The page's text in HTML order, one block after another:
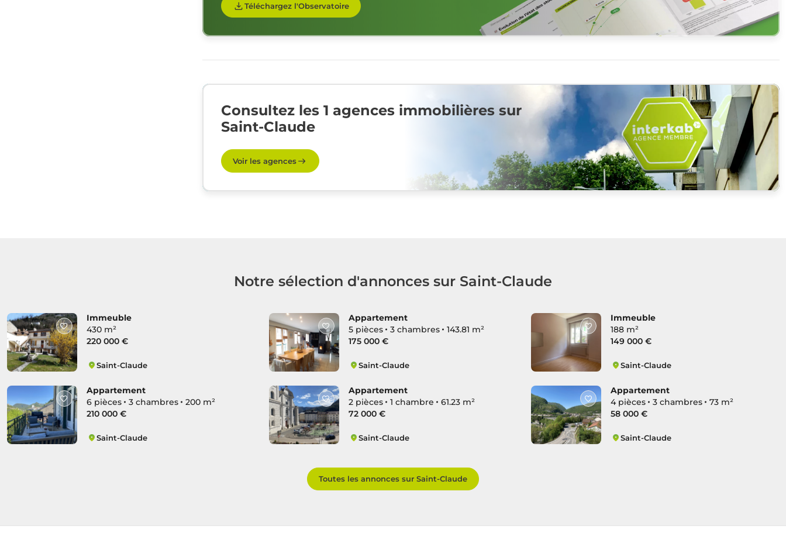
Téléchargez l'Observatoire
Consultez les 1 agences immobilières sur
Saint-Claude
Voir les agences
Notre sélection d'annonces sur Saint-Claude
Immeuble
430 m²
220 000 €
Saint-Claude
Appartement
5 pièces
3 chambres
143.81 m²
175 000 €
Saint-Claude
Immeuble
188 m²
149 000 €
Saint-Claude
Appartement
6 pièces
3 chambres
200 m²
210 000 €
Saint-Claude
Appartement
2 pièces
1 chambre
61.23 m²
72 000 €
Saint-Claude
Appartement
4 pièces
3 chambres
73 m²
58 000 €
Saint-Claude
Toutes les annonces sur Saint-Claude